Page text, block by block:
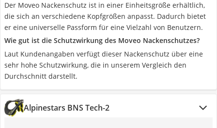
Der Moveo Nackenschutz ist in einer Einheitsgröße erhältlich,
die sich an verschiedene Kopfgrößen anpasst. Dadurch bietet
er eine universelle Passform für eine Vielzahl von Benutzern.
Wie gut ist die Schutzwirkung des Moveo Nackenschutzes?
Laut Kundenangaben verfügt dieser Nackenschutz über eine
sehr hohe Schutzwirkung, die in unserem Vergleich den
Durchschnitt darstellt.
Alpinestars BNS Tech-2